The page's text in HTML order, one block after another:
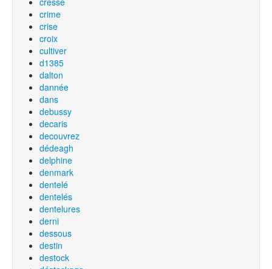
crime
crise
croix
cultiver
d1385
dalton
dannée
dans
debussy
decaris
decouvrez
dédeagh
delphine
denmark
dentelé
dentelés
dentelures
derni
dessous
destin
destock